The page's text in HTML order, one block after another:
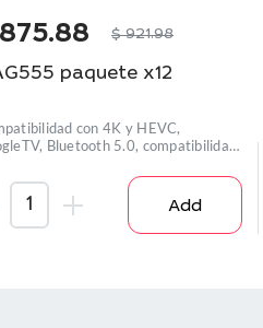
875.88 $921.98
paquete x12
con 4K y HEVC,
Bluetooth 5.0, compatibilidad
Add